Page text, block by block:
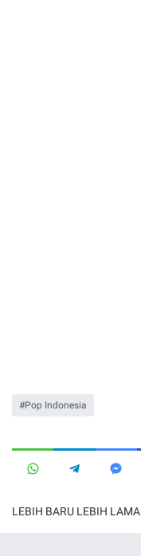
Pop Indonesia
LEBIH BARU LEBIH LAMA